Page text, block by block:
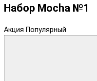
Набор Mocha №1
Акция Популярный